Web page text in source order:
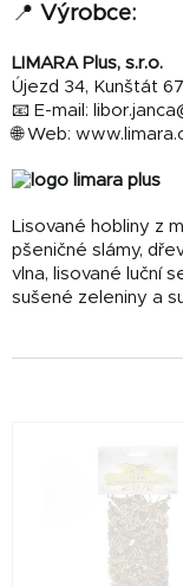
📍 Výrobce:
LIMARA Plus, s.r.o.
Újezd 34, Kunštát
📧 E-mail:
🌐 Web:
Lisované hobliny z
pšeničné slámy,
vlna, lisované luční
sušené zeleniny a